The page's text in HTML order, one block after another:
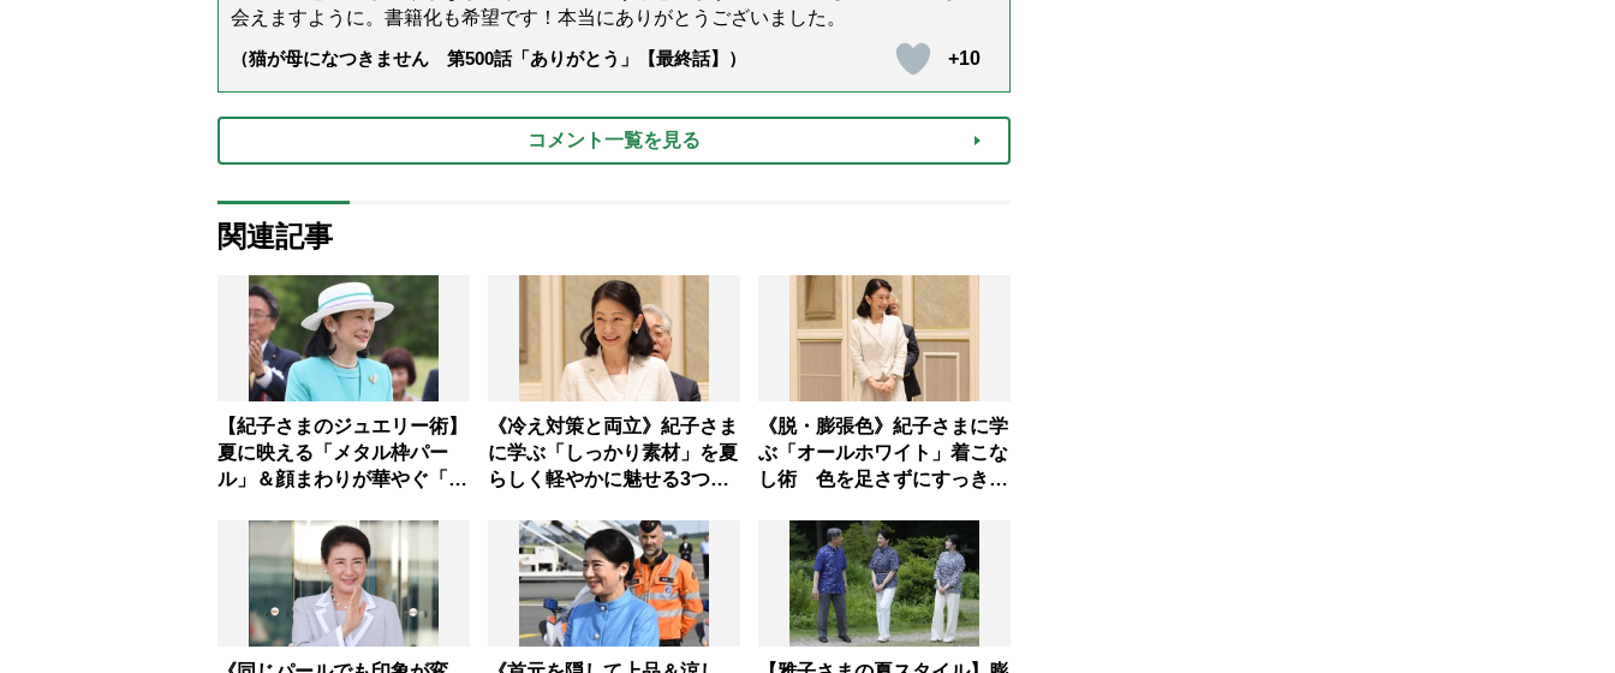
会えますように。書籍化も希望です！本当にありがとうございました。
（猫が母になつきません 第500話「ありがとう」【最終話】）
+10
コメント一覧を見る
関連記事
【紀子さまのジュエリー術】
夏に映える「メタル枠パー
ル」＆顔まわりが華やぐ「揺
《冷え対策と両立》紀子さま
に学ぶ「しっかり素材」を夏
らしく軽やかに魅せる3つの
《脱・膨張色》紀子さまに学
ぶ「オールホワイト」着こな
し術 色を足さずにすっきり